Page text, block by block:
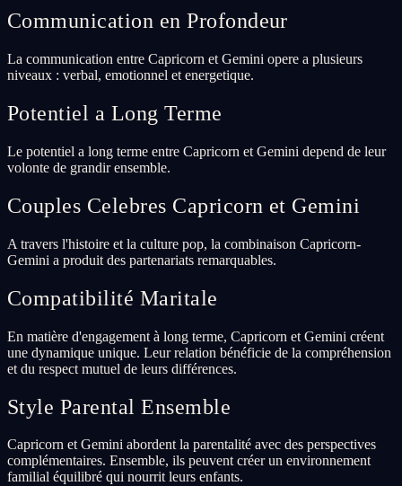
Communication en Profondeur
La communication entre Capricorn et Gemini opere a plusieurs
niveaux : verbal, emotionnel et energetique.
Potentiel a Long Terme
Le potentiel a long terme entre Capricorn et Gemini depend de leur
volonte de grandir ensemble.
Couples Celebres Capricorn et Gemini
A travers l'histoire et la culture pop, la combinaison Capricorn-
Gemini a produit des partenariats remarquables.
Compatibilité Maritale
En matière d'engagement à long terme, Capricorn et Gemini créent
une dynamique unique. Leur relation bénéficie de la compréhension
et du respect mutuel de leurs différences.
Style Parental Ensemble
Capricorn et Gemini abordent la parentalité avec des perspectives
complémentaires. Ensemble, ils peuvent créer un environnement
familial équilibré qui nourrit leurs enfants.